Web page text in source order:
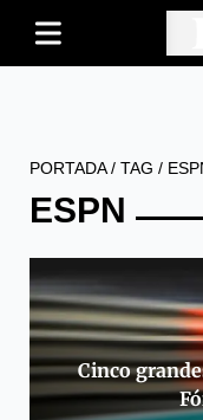
PORTADA/ TAG /
ESPN
Cinco